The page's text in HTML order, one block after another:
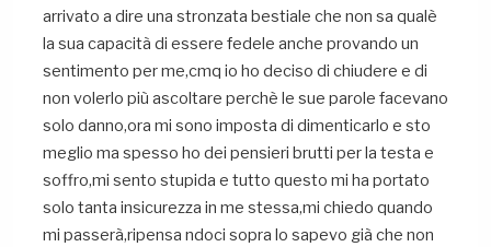
arrivato a dire una stronzata bestiale che non sa qualè
la sua capacità di essere fedele anche provando un
sentimento per me,cmq io ho deciso di chiudere e di
non volerlo più ascoltare perchè le sue parole facevano
solo danno,ora mi sono imposta di dimenticarlo e sto
meglio ma spesso ho dei pensieri brutti per la testa e
soffro,mi sento stupida e tutto questo mi ha portato
solo tanta insicurezza in me stessa,mi chiedo quando
mi passerà,ripensa ndoci sopra lo sapevo già che non